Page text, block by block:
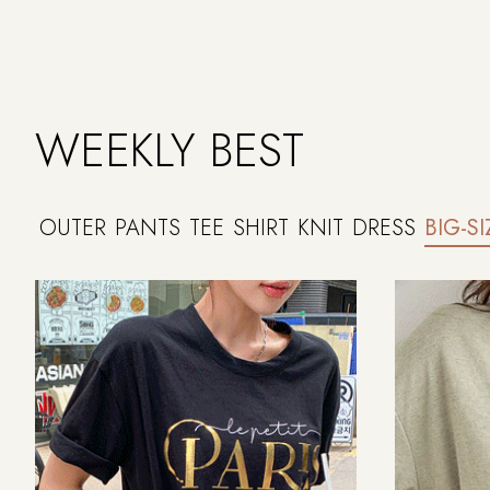
WEEKLY BEST
OUTER PANTS TEE SHIRT KNIT DRESS BIG-